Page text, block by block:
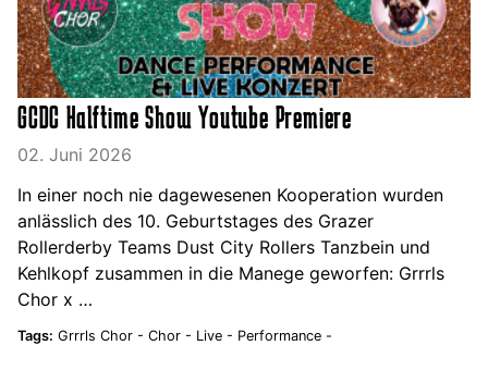
GCDC Halftime Show Youtube Premiere
02. Juni 2026
In einer noch nie dagewesenen Kooperation wurden
anlässlich des 10. Geburtstages des Grazer
Rollerderby Teams Dust City Rollers Tanzbein und
Kehlkopf zusammen in die Manege geworfen: Grrrls
Chor x …
Tags: Grrrls Chor - Chor - Live - Performance -